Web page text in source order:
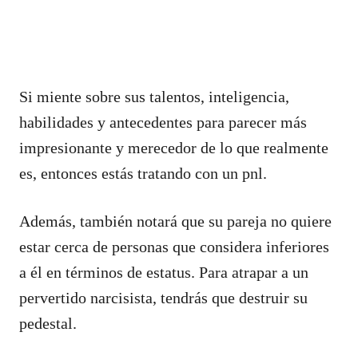
Si miente sobre sus talentos, inteligencia,
habilidades y antecedentes para parecer más
impresionante y merecedor de lo que realmente
es, entonces estás tratando con un pnl.
Además, también notará que su pareja no quiere
estar cerca de personas que considera inferiores
a él en términos de estatus. Para atrapar a un
pervertido narcisista, tendrás que destruir su
pedestal.